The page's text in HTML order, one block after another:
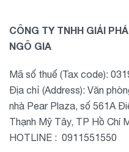
CÔNG TY TNHH GIẢI
NGÔ GIA
Mã số thuế (Tax code):
Địa chỉ (Address): Văn
nhà Pear Plaza, số 561A
Thạnh Mỹ Tây, TP Hồ Chí
HOTLINE : 0911551550